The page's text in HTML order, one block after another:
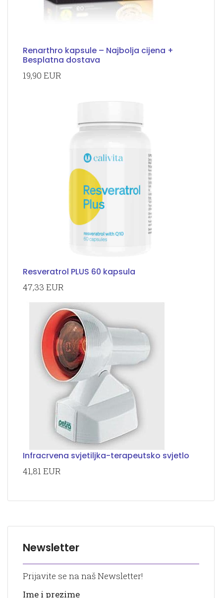
Renarthro kapsule – Najbolja cijena +
Besplatna dostava
19,90 EUR
Resveratrol PLUS 60 kapsula
47,33 EUR
Infracrvena svjetiljka-terapeutsko svjetlo
41,81 EUR
Newsletter
Prijavite se na naš Newsletter!
Ime i prezime